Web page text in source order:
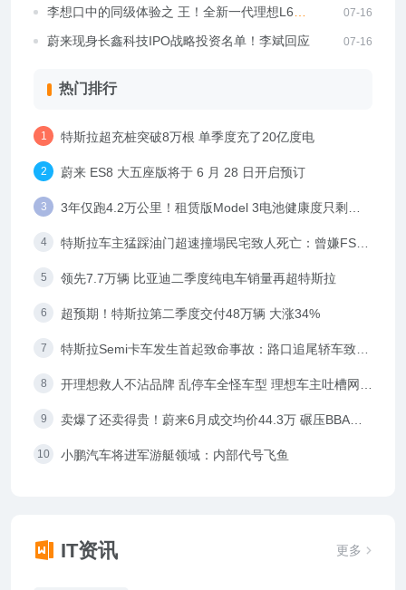
推荐的新能源豪华品牌
李想口中的同级体验之 王！全新一代理想L6升
级点一文看懂
07-16
蔚来现身长鑫科技IPO战略投资名单！李斌回应 07-16
热门排行
特斯拉超充桩突破8万根 单季度充了20亿度电
蔚来 ES8 大五座版将于 6 月 28 日开启预订
3年仅跑4.2万公里！租赁版Model 3电池健康度只剩
90%
特斯拉车主猛踩油门超速撞塌民宅致人死亡：曾嫌FSD
开车太保守
领先7.7万辆 比亚迪二季度纯电车销量再超特斯拉
超预期！特斯拉第二季度交付48万辆 大涨34%
特斯拉Semi卡车发生首起致命事故：路口追尾轿车致2
人死亡
开理想救人不沾品牌 乱停车全怪车型 理想车主吐槽网络
双标
卖爆了还卖得贵！蔚来6月成交均价44.3万 碾压BBA传
统豪车
小鹏汽车将进军游艇领域：内部代号飞鱼
IT资讯 更多